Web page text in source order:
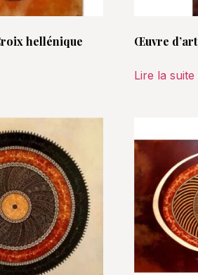
hellénique Œuvre
Lire la suite